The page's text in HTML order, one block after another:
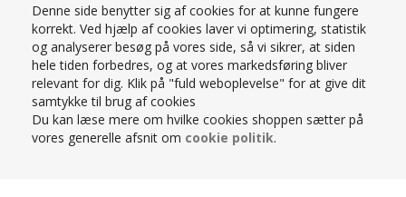
Denne side benytter sig af cookies for at kunne fungere
korrekt. Ved hjælp af cookies laver vi optimering, statistik
og analyserer besøg på vores side, så vi sikrer, at siden
hele tiden forbedres, og at vores markedsføring bliver
relevant for dig. Klik på "fuld weboplevelse" for at give dit
samtykke til brug af cookies
Du kan læse mere om hvilke cookies shoppen sætter på
vores generelle afsnit om cookie politik.
Der kan tilkøbes tillægsplader på 50cm til hver ende
PRISMATCH – KONTAKT OS HER
SPØRG OS